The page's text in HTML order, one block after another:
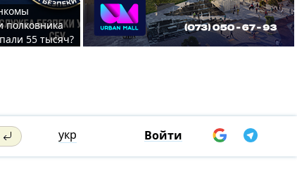
полковника
55 тысяч?
укр Войти